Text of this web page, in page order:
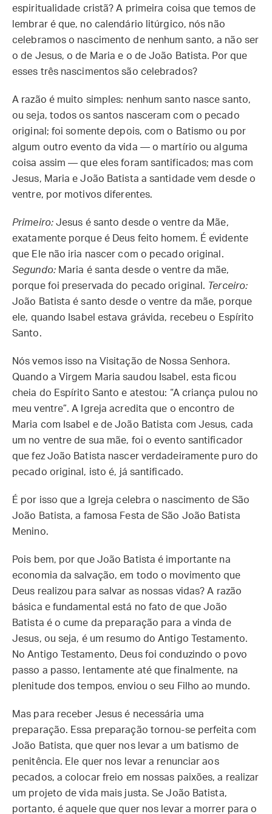
espiritualidade cristã? A primeira coisa que temos de
lembrar é que, no calendário litúrgico, nós não
celebramos o nascimento de nenhum santo, a não ser
o de Jesus, o de Maria e o de João Batista. Por que
esses três nascimentos são celebrados?
A razão é muito simples: nenhum santo nasce santo,
ou seja, todos os santos nasceram com o pecado
original; foi somente depois, com o Batismo ou por
algum outro evento da vida — o martírio ou alguma
coisa assim — que eles foram santificados; mas com
Jesus, Maria e João Batista a santidade vem desde o
ventre, por motivos diferentes.
Primeiro:Jesus é santo desde o ventre da Mãe,
exatamente porque é Deus feito homem. É evidente
que Ele não iria nascer com o pecado original.
Segundo:Maria é santa desde o ventre da mãe,
porque foi preservada do pecado original. Terceiro:
João Batista é santo desde o ventre da mãe, porque
ele, quando Isabel estava grávida, recebeu o Espírito
Santo.
Nós vemos isso na Visitação de Nossa Senhora.
Quando a Virgem Maria saudou Isabel, esta ficou
cheia do Espírito Santo e atestou: “A criança pulou no
meu ventre”. A Igreja acredita que o encontro de
Maria com Isabel e de João Batista com Jesus, cada
um no ventre de sua mãe, foi o evento santificador
que fez João Batista nascer verdadeiramente puro do
pecado original, isto é, já santificado.
É por isso que a Igreja celebra o nascimento de São
João Batista, a famosa Festa de São João Batista
Menino.
Pois bem, por que João Batista é importante na
economia da salvação, em todo o movimento que
Deus realizou para salvar as nossas vidas? A razão
básica e fundamental está no fato de que João
Batista é o cume da preparação para a vinda de
Jesus, ou seja, é um resumo do Antigo Testamento.
No Antigo Testamento, Deus foi conduzindo o povo
passo a passo, lentamente até que finalmente, na
plenitude dos tempos, enviou o seu Filho ao mundo.
Mas para receber Jesus é necessária uma
preparação. Essa preparação tornou-se perfeita com
João Batista, que quer nos levar a um batismo de
penitência. Ele quer nos levar a renunciar aos
pecados, a colocar freio em nossas paixões, a realizar
um projeto de vida mais justa. Se João Batista,
portanto, é aquele que quer nos levar a morrer para o